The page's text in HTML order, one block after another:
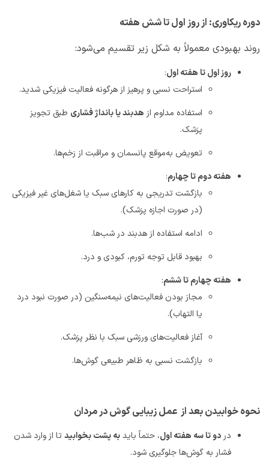
دوره ریکاوری: از روز اول تا شش هفته
روند بهبودی معمولاً به شکل زیر تقسیم می‌شود:
روز اول تا هفته اول:
استراحت نسبی و پرهیز از هرگونه فعالیت فیزیکی شدید.
استفاده مداوم از هدبند یا بانداژ فشاری طبق تجویز
پزشک.
تعویض به‌موقع پانسمان و مراقبت از زخم‌ها.
هفته دوم تا چهارم:
بازگشت تدریجی به کارهای سبک یا شغل‌های غیر فیزیکی
(در صورت اجازه پزشک).
ادامه استفاده از هدبند در شب‌ها.
بهبود قابل توجه تورم، کبودی و درد.
هفته چهارم تا ششم:
مجاز بودن فعالیت‌های نیمه‌سنگین (در صورت نبود درد
یا التهاب).
آغاز فعالیت‌های ورزشی سبک با نظر پزشک.
بازگشت نسبی به ظاهر طبیعی گوش‌ها.
نحوه خوابیدن بعد از عمل زیبایی گوش در مردان
در دو تا سه هفته اول، حتماً بایدبه پشت بخوابیدتا از وارد شدن
فشار به گوش‌ها جلوگیری شود.